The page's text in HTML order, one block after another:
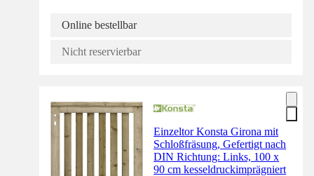
Online bestellbar
Nicht reservierbar
Einzeltor Konsta Girona mit
Schloßfräsung, Gefertigt nach
DIN Richtung: Links, 100 x
90 cm kesseldruckimprägniert